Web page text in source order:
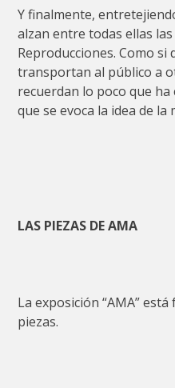
Y finalmente,
alzan entre todas ellas
Reproducciones. Como si
transportan al público a
recuerdan lo poco que
que se evoca la idea de la
LAS PIEZAS DE AMA
La exposición “AMA”
piezas.